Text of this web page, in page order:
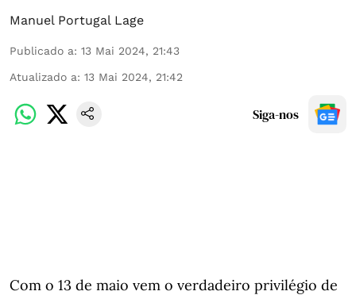
Manuel Portugal Lage
Publicado a: 13 Mai 2024, 21:43
Atualizado a: 13 Mai 2024, 21:42
Siga-nos
Com o 13 de maio vem o verdadeiro privilégio de